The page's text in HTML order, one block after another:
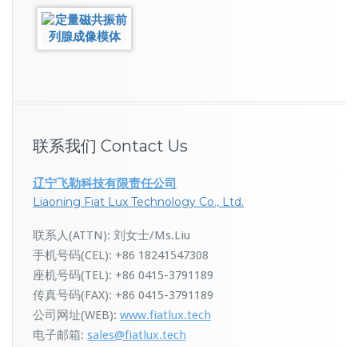
联系我们 Contact Us
辽宁飞勒科技有限责任公司
Liaoning Fiat Lux Technology Co., Ltd.
联系人(ATTN): 刘女士/Ms.Liu
手机号码(CEL): +86 18241547308
座机号码(TEL): +86 0415-3791189
传真号码(FAX): +86 0415-3791189
公司网址(WEB): www.fiatlux.tech
电子邮箱: sales@fiatlux.tech